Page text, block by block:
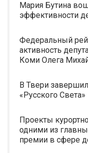
Мария Бутина
эффективности
Федеральный
активность
Коми Олега
В Твери
«Русского
Проекты
одними из
премии в сфере